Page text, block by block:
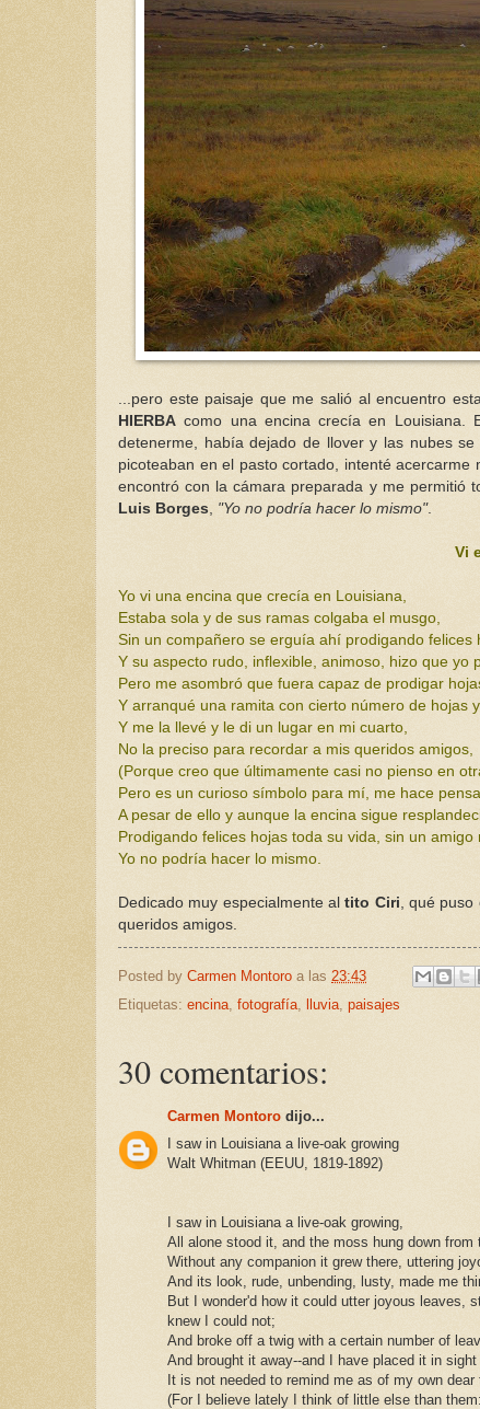
...pero este paisaje que me salió al encuentro
HIERBA como una encina crecía en Louisiana.
detenerme, había dejado de llover y las nubes
picoteaban en el pasto cortado, intenté
encontró con la cámara preparada y me permitió
Luis Borges
"Yo no podría hacer lo mismo".
Vi
Yo vi una encina que crecía en Louisiana,
Estaba sola y de sus ramas colgaba el musgo,
Sin un compañero se erguía ahí prodigando felices
Y su aspecto rudo, inflexible, animoso, hizo que yo
Pero me asombró que fuera capaz de prodigar
Y arranqué una ramita con cierto número de hojas
Y me la llevé y le di un lugar en mi cuarto,
No la preciso para recordar a mis queridos amigos,
(Porque creo que últimamente casi no pienso en
Pero es un curioso símbolo para mí, me hace
A pesar de ello y aunque la encina sigue
Prodigando felices hojas toda su vida, sin un amigo
Yo no podría hacer lo mismo.
Dedicado muy especialmente altito Ciri , qué
queridos amigos.
Posted by Carmen Montoro a las 23:43
Etiquetas: encina, fotografía, lluvia, paisajes
30 comentarios:
Carmen Montoro dijo...
I saw in Louisiana a live-oak growing
Walt Whitman (EEUU, 1819-1892)
I saw in Louisiana a live-oak growing,
All alone stood it, and the moss hung down from
Without any companion it grew there, uttering
And its look, rude, unbending, lusty, made me
But I wonder'd how it could utter joyous leaves,
knew I could not;
And broke off a twig with a certain number of
And brought it away--and I have placed it in
It is not needed to remind me as of my own dear
(For I believe lately I think of little else than